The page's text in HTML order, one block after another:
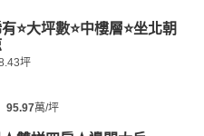
⭐大坪數⭐中樓層⭐坐北朝
坪
95.97萬/坪